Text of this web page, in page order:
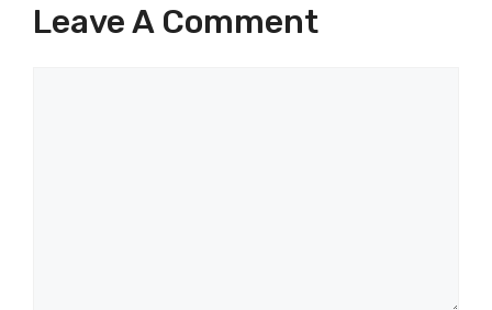
Leave A Comment